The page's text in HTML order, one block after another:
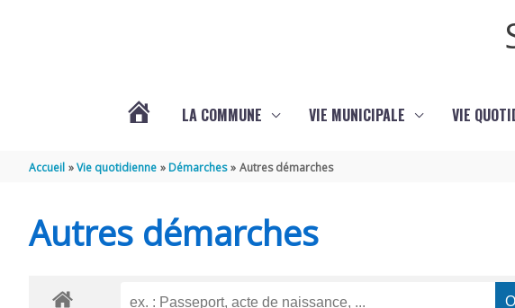
LA COMMUNE VIE MUNICIPALE VIE
Accueil Vie quotidienne Démarches Autres démarches
Autres démarches